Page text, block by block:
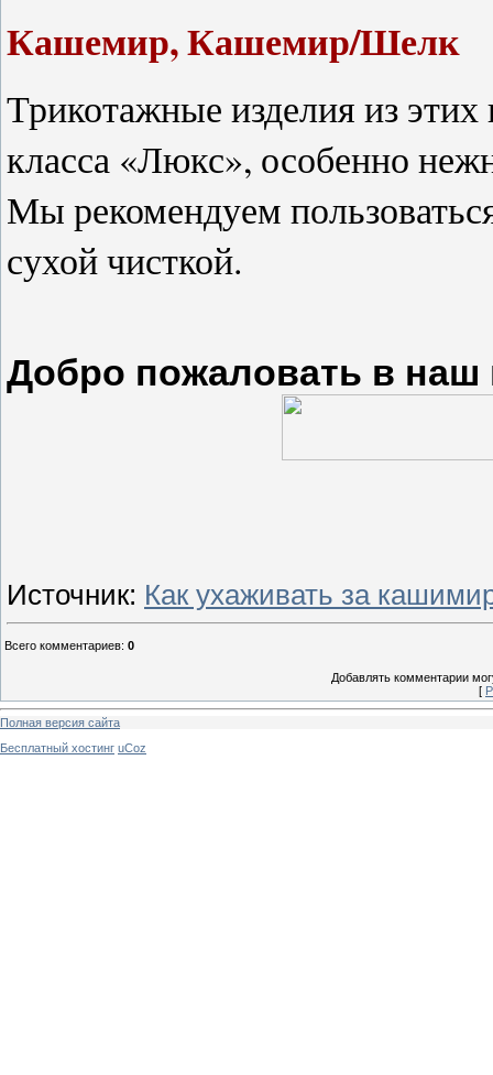
Кашемир, Кашемир/Шелк
Трикотажные изделия из
класса «Люкс», особенно
Мы рекомендуем
сухой чисткой.
Добро пожаловать в наш
Источник: Как ухаживать за
Всего комментариев: 0
Добавлять комментарии
[
Полная версия сайта
Бесплатный хостинг uCoz